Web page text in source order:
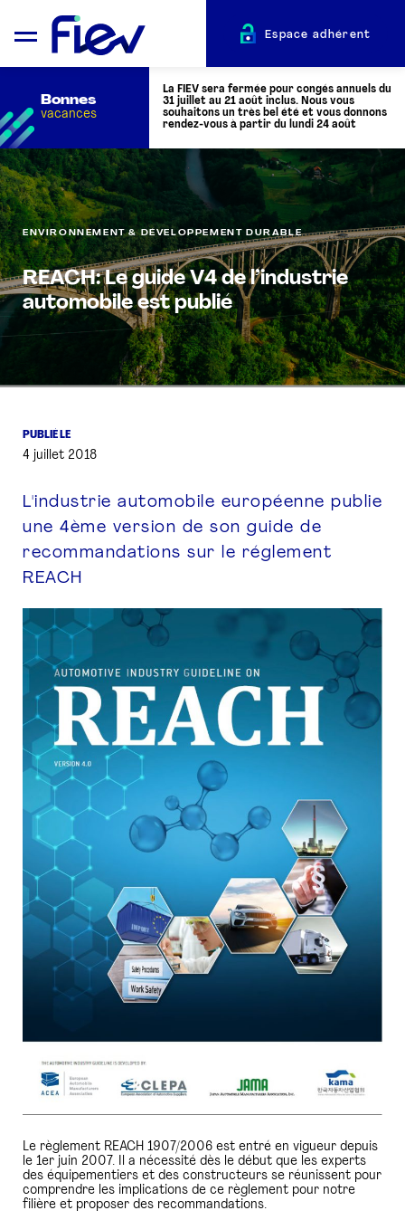
QUI SOMMES-NOUS ?
L’AUTOMOTIVE
ADHÉRENTS
ACTUALITÉS
PRESSE
Espace adhérent
Bonnes
vacances
La FIEV sera fermée pour congés annuels du
31 juillet au 21 août inclus. Nous vous
souhaitons un très bel été et vous donnons
rendez-vous à partir du lundi 24 août
ENVIRONNEMENT & DÉVELOPPEMENT DURABLE
REACH: Le guide V4 de l’industrie
automobile est publié
PUBLIÉ LE
4 juillet 2018
L'industrie automobile européenne publie
une 4ème version de son guide de
recommandations sur le réglement
REACH
Le règlement REACH 1907/2006 est entré en vigueur depuis
le 1er juin 2007. Il a nécessité dès le début que les experts
des équipementiers et des constructeurs se réunissent pour
comprendre les implications de ce règlement pour notre
filière et proposer des recommandations.